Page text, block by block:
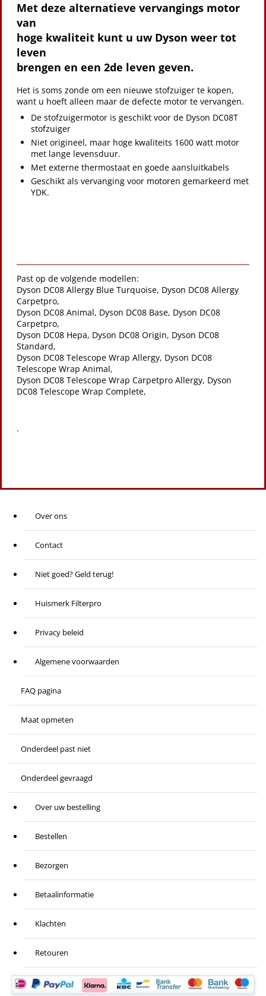
Met deze alternatieve vervangings motor
van
hoge kwaliteit kunt u uw Dyson weer tot
leven
brengen en een 2de leven geven.
Het is soms zonde om een nieuwe stofzuiger te kopen,
want u hoeft alleen maar de defecte motor te vervangen.
De stofzuigermotor is geschikt voor de Dyson DC08T
stofzuiger
Niet origineel, maar hoge kwaliteits 1600 watt motor
met lange levensduur.
Met externe thermostaat en goede aansluitkabels
Geschikt als vervanging voor motoren gemarkeerd met
YDK.
Past op de volgende modellen:
Dyson DC08 Allergy Blue Turquoise, Dyson DC08 Allergy
Carpetpro,
Dyson DC08 Animal, Dyson DC08 Base, Dyson DC08
Carpetpro,
Dyson DC08 Hepa, Dyson DC08 Origin, Dyson DC08
Standard,
Dyson DC08 Telescope Wrap Allergy, Dyson DC08
Telescope Wrap Animal,
Dyson DC08 Telescope Wrap Carpetpro Allergy, Dyson
DC08 Telescope Wrap Complete,
.
Over ons
Contact
Niet goed? Geld terug!
Huismerk Filterpro
Privacy beleid
Algemene voorwaarden
FAQ pagina
Maat opmeten
Onderdeel past niet
Onderdeel gevraagd
Over uw bestelling
Bestellen
Bezorgen
Betaalinformatie
Klachten
Retouren